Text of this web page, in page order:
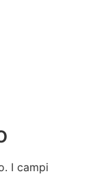
I campi